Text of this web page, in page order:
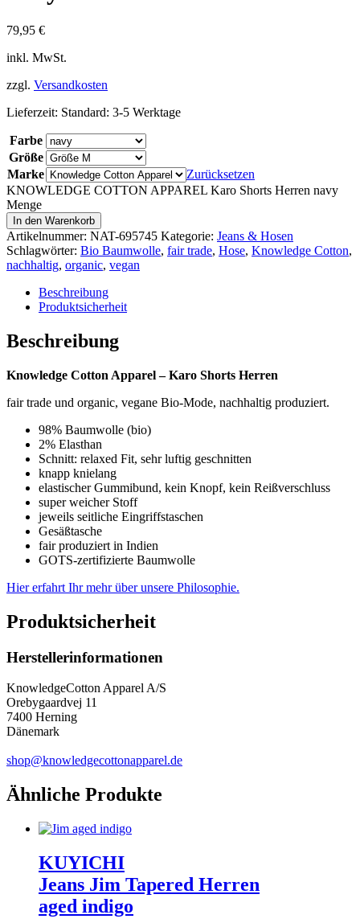
79,95 €
inkl. MwSt.
zzgl. Versandkosten
Lieferzeit: Standard: 3-5 Werktage
Farbe
Größe
Marke
Zurücksetzen
KNOWLEDGE COTTON APPAREL Karo Shorts Herren navy
Menge
In den Warenkorb
Artikelnummer: NAT-695745 Kategorie: Jeans & Hosen
Schlagwörter: Bio Baumwolle, fair trade, Hose, Knowledge Cotton,
nachhaltig, organic, vegan
Beschreibung
Produktsicherheit
Beschreibung
Knowledge Cotton Apparel – Karo Shorts Herren
fair trade und organic, vegane Bio-Mode, nachhaltig produziert.
98% Baumwolle (bio)
2% Elasthan
Schnitt: relaxed Fit, sehr luftig geschnitten
knapp knielang
elastischer Gummibund, kein Knopf, kein Reißverschluss
super weicher Stoff
jeweils seitliche Eingriffstaschen
Gesäßtasche
fair produziert in Indien
GOTS-zertifizierte Baumwolle
Hier erfahrt Ihr mehr über unsere Philosophie.
Produktsicherheit
Herstellerinformationen
KnowledgeCotton Apparel A/S
Orebygaardvej 11
7400 Herning
Dänemark
shop@knowledgecottonapparel.de
Ähnliche Produkte
KUYICHI
Jeans Jim Tapered Herren
aged indigo